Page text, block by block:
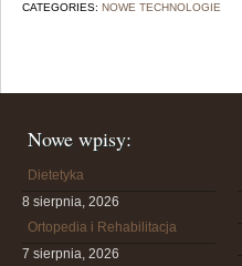
CATEGORIES: NOWE TECHNOLOGIE
Nowe wpisy:
Dietetyka
8 sierpnia, 2026
Ortopedia i Rehabilitacja
7 sierpnia, 2026